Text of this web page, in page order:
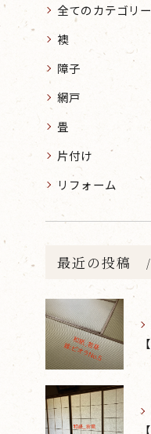
全てのカテゴリー
襖
障子
網戸
畳
片付け
リフォーム
最近の投稿